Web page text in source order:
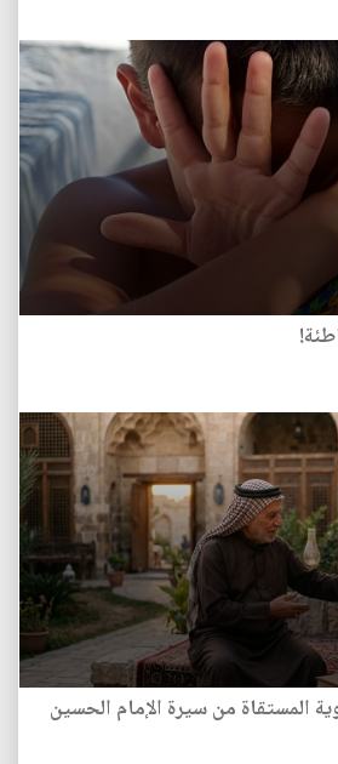
المستقاة من سيرة الإمام الحسين